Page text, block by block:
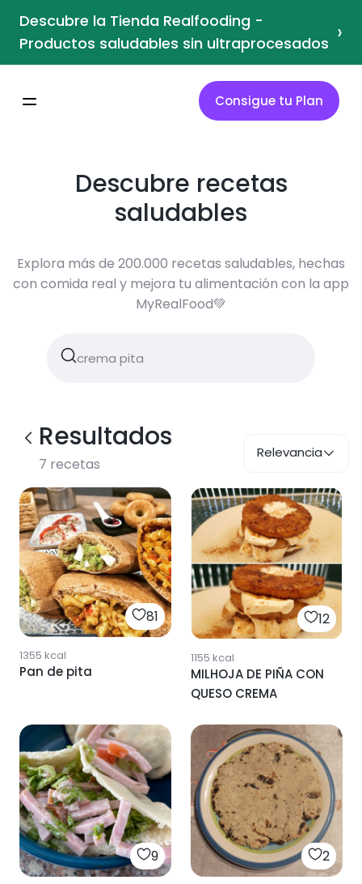
Descubre la Tienda Realfooding -
Productos saludables sin ultraprocesados ›
Consigue tu Plan
Descubre recetas
saludables
Explora más de 200.000 recetas saludables, hechas
con comida real y mejora tu alimentación con la app
MyRealFood💚
Resultados
7 recetas
Relevancia
81
1355 kcal
Pan de pita
12
1155 kcal
MILHOJA DE PIÑA CON
QUESO CREMA
9 2